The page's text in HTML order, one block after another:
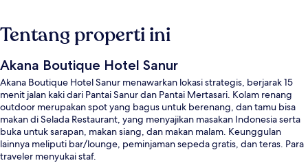
Tentang properti ini
Akana Boutique Hotel Sanur
Akana Boutique Hotel Sanur menawarkan lokasi strategis, berjarak 15
menit jalan kaki dari Pantai Sanur dan Pantai Mertasari. Kolam renang
outdoor merupakan spot yang bagus untuk berenang, dan tamu bisa
makan di Selada Restaurant, yang menyajikan masakan Indonesia serta
buka untuk sarapan, makan siang, dan makan malam. Keunggulan
lainnya meliputi bar/lounge, peminjaman sepeda gratis, dan teras. Para
traveler menyukai staf.